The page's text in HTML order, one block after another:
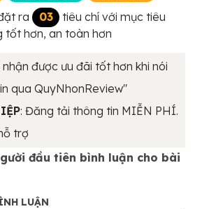
ra 03
tiêu chí với mục tiêu
tốt hơn, an toàn hơn
nhận được ưu đãi tốt hơn khi nói
qua QuyNhonReview"
: Đăng tải thông tin MIỄN PHÍ.
trợ
đầu tiên bình luận cho bài
LUẬN